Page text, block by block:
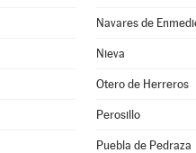
Navares de
Nieva
Otero de Herreros
Perosillo
Puebla de Pedraza